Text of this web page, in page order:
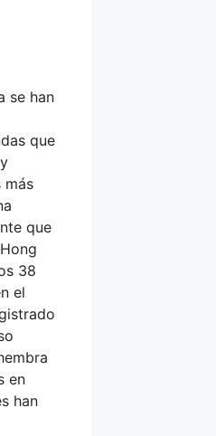
se han
que
más
que
38
el
en
han